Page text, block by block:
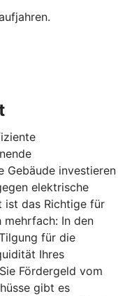
Gebäude investieren
elektrische
ist das Richtige für
mehrfach: In den
für die
Ihres
Fördergeld vom
gibt es